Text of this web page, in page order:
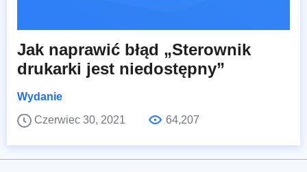
Jak naprawić błąd „Sterownik
drukarki jest niedostępny”
Wydanie
Czerwiec 30, 2021
64,207